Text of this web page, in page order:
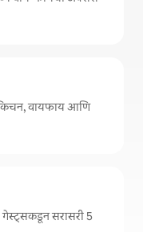
वायफाय आणि
गेस्ट्सकडून सरासरी 5